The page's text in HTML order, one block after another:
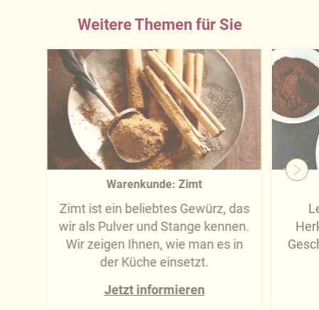
Weitere Themen für Sie
Warenkunde: Zimt
Zimt ist ein beliebtes Gewürz, das
wir als Pulver und Stange kennen.
Wir zeigen Ihnen, wie man es in
der Küche einsetzt.
Jetzt informieren